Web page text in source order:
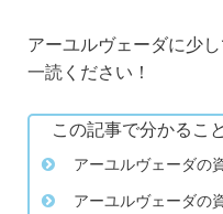
アーユルヴェーダに少
一読ください！
この記事で分かること
アーユルヴェーダの
アーユルヴェーダの